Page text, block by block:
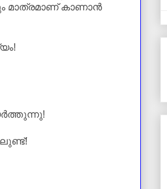
മാത്രമാണ് കാണാന്‍